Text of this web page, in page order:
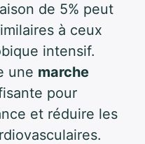
de 5% peut
à ceux
intensif.
une marche
pour
et réduire les